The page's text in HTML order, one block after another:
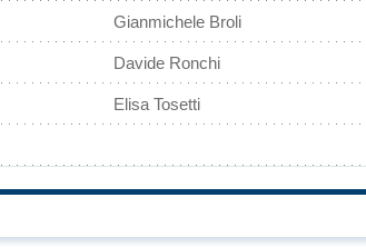
Gianmichele Broli
Davide Ronchi
Elisa Tosetti